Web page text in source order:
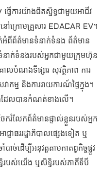
វើការ​យ៉ាង​ជិតស្និទ្ធ​ជាមួយ​អាជីវ
ៅ​ក្រោម​គ្រួសារ EDACAR EV។
អំពី​ព័ត៌មាន​ទំនាក់ទំនង ព័ត៌មាន​
ទំនាក់ទំនង​របស់​អ្នក​ជាមួយ​ក្រុមហ៊ុន
លបំណង​ទីផ្សារ សុវត្ថិភាព ការ​
កម្ម និង​ការ​រាយការណ៍​ផ្ទៃក្នុង។
ដែល​បាន​កំណត់​ខាងលើ។
ករំលែកព័ត៌មានផ្ទាល់ខ្លួនរបស់អ្នក
ជ្ញាធររដ្ឋាភិបាលផ្សេងទៀត ឬ
ដើម្បីអនុវត្តតាមកាតព្វកិច្ចផ្លូវ
ទ្ធិរបស់យើង ឬសិទ្ធិរបស់ភាគីទីបី